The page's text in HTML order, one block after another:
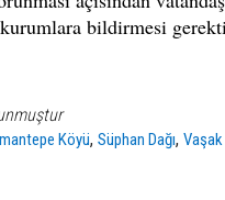
bildirmesi
Köyü,Süphan Dağı,Vaşak